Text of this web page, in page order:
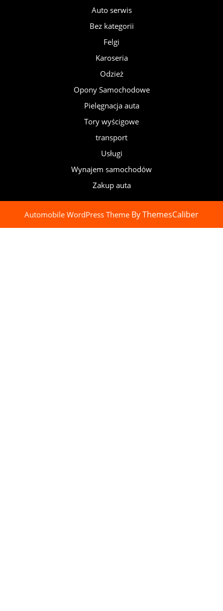
Auto serwis
Bez kategorii
Felgi
Karoseria
Odzież
Opony Samochodowe
Pielęgnacja auta
Tory wyścigowe
transport
Usługi
Wynajem samochodów
Zakup auta
Automobile WordPress Theme By ThemesCaliber
Scroll